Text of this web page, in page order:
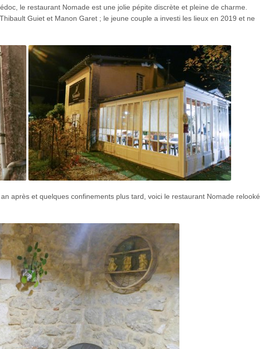
le restaurant Nomade est une jolie pépite discrète et pleine de charme.
Guiet et Manon Garet ; le jeune couple a investi les lieux en 2019 et ne
après et quelques confinements plus tard, voici le restaurant Nomade relooké